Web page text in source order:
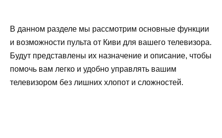
В данном разделе мы рассмотрим основные функции
и возможности пульта от Киви для вашего телевизора.
Будут представлены их назначение и описание, чтобы
помочь вам легко и удобно управлять вашим
телевизором без лишних хлопот и сложностей.